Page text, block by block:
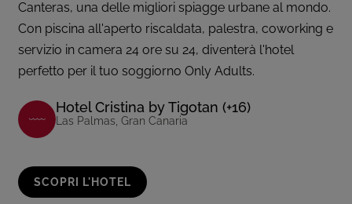
Canteras, una delle migliori spiagge urbane al mondo.
Con piscina all'aperto riscaldata, palestra, coworking e
servizio in camera 24 ore su 24, diventerà l'hotel
perfetto per il tuo soggiorno Only Adults.
Hotel Cristina by Tigotan (+16)
Las Palmas, Gran Canaria
SCOPRI L'HOTEL